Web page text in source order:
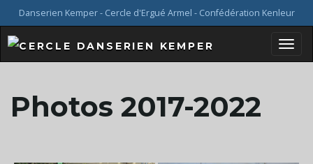
Danserien Kemper - Cercle d'Ergué Armel - Confédération Kenleur
Photos 2017-2022